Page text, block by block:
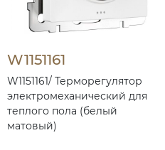
W1151161
W1151161/ Терморегулятор
электромеханический для
теплого пола (белый
матовый)